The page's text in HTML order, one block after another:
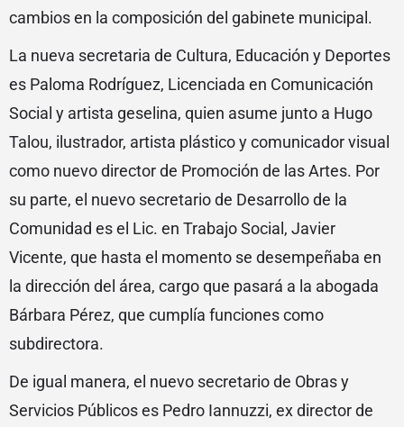
cambios en la composición del gabinete municipal.
La nueva secretaria de Cultura, Educación y Deportes
es Paloma Rodríguez, Licenciada en Comunicación
Social y artista geselina, quien asume junto a Hugo
Talou, ilustrador, artista plástico y comunicador visual
como nuevo director de Promoción de las Artes. Por
su parte, el nuevo secretario de Desarrollo de la
Comunidad es el Lic. en Trabajo Social, Javier
Vicente, que hasta el momento se desempeñaba en
la dirección del área, cargo que pasará a la abogada
Bárbara Pérez, que cumplía funciones como
subdirectora.
De igual manera, el nuevo secretario de Obras y
Servicios Públicos es Pedro Iannuzzi, ex director de